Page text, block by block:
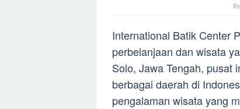
By
International Batik Center
perbelanjaan dan wisata
Solo, Jawa Tengah, pusat
berbagai daerah di
pengalaman wisata yang